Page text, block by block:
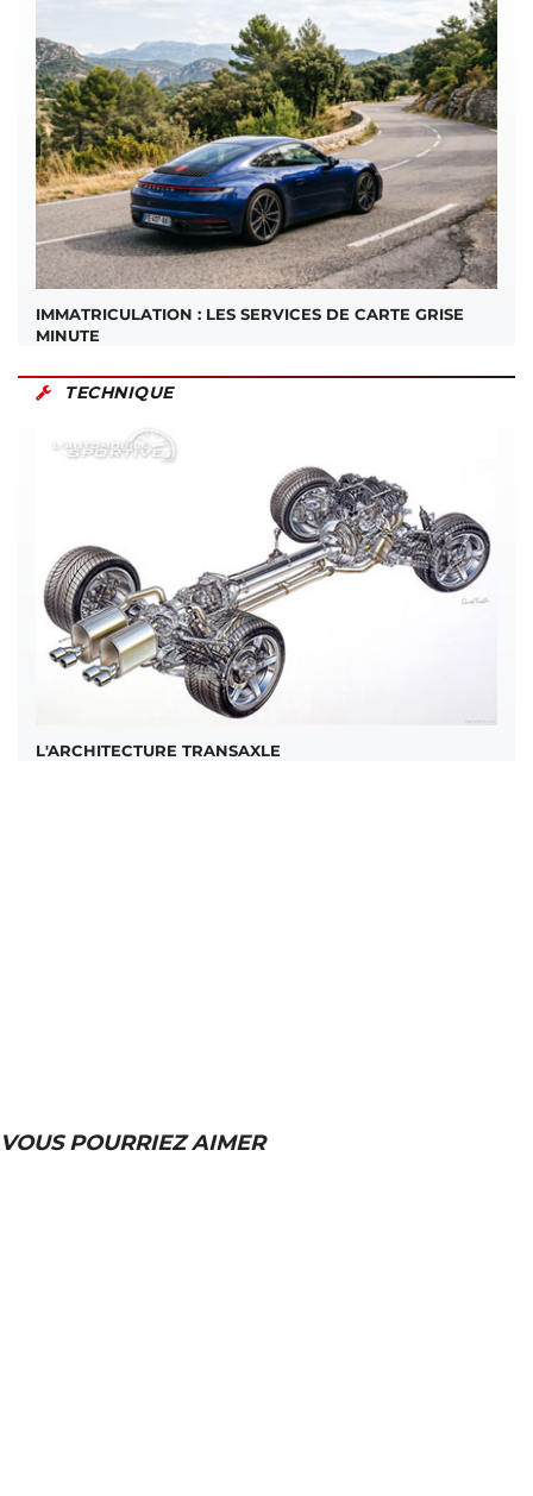
IMMATRICULATION : LES SERVICES DE CARTE GRISE
MINUTE
TECHNIQUE
L'ARCHITECTURE TRANSAXLE
VOUS POURRIEZ AIMER